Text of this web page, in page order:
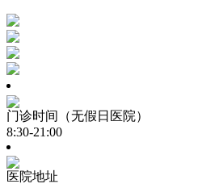
门诊时间（无假日医院）
8:30-21:00
医院地址